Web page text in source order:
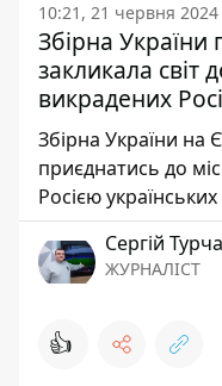
10:21, 21 червня 2024
Збірна
закликала світ
викрадених
Збірна України на
приєднатись до
Росією
Сергій
ЖУРНАЛІСТ
👍